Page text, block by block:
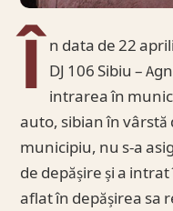
Î n data de 22
DJ 106 Sibiu –
intrarea în
auto, sibian în vârstă
municipiu, nu s-a
de depășire și a
aflat în depășirea sa